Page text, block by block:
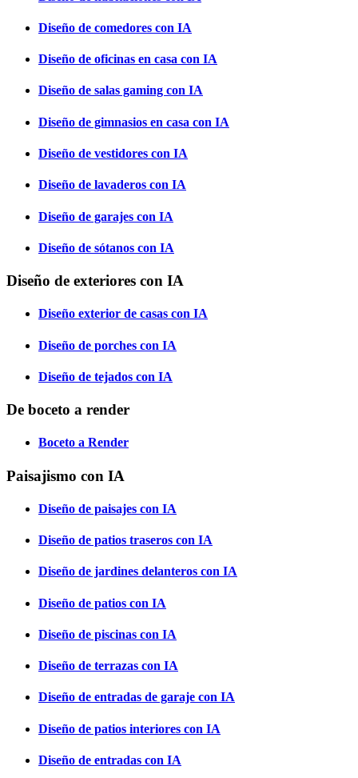
Diseño de comedores con IA
Diseño de oficinas en casa con IA
Diseño de salas gaming con IA
Diseño de gimnasios en casa con IA
Diseño de vestidores con IA
Diseño de lavaderos con IA
Diseño de garajes con IA
Diseño de sótanos con IA
Diseño de exteriores con IA
Diseño exterior de casas con IA
Diseño de porches con IA
Diseño de tejados con IA
De boceto a render
Boceto a Render
Paisajismo con IA
Diseño de paisajes con IA
Diseño de patios traseros con IA
Diseño de jardines delanteros con IA
Diseño de patios con IA
Diseño de piscinas con IA
Diseño de terrazas con IA
Diseño de entradas de garaje con IA
Diseño de patios interiores con IA
Diseño de entradas con IA